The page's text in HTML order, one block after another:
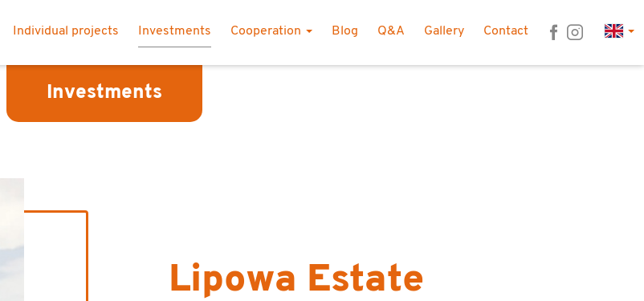
Individual projects Investments Cooperation Blog Q&A Gallery Contact
Investments
Lipowa Estate